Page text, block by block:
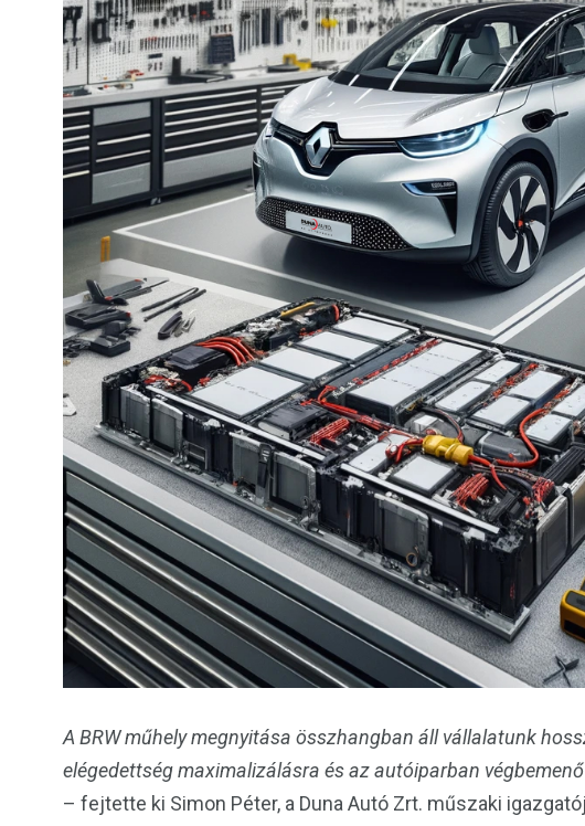
A BRW műhely megnyitása összhangban áll vállalatunk
elégedettség maximalizálásra és az autóiparban
– fejtette ki Simon Péter, a Duna Autó Zrt. műszaki